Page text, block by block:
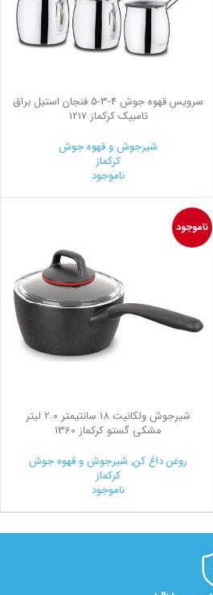
سرویس قهوه جوش3-4
-5 فنجان استیل براق
تامبیک کرکماز 1217
شیرجوش و قهوه جوش
کرکماز
ناموجود
ناموجود
شیرجوش ولکانیت 18 سانتیمتر 2.0 لیتر
مشکی گستو کرکماز 1360
روغن داغ کن, شیرجوش و قهوه جوش
کرکماز
ناموجود